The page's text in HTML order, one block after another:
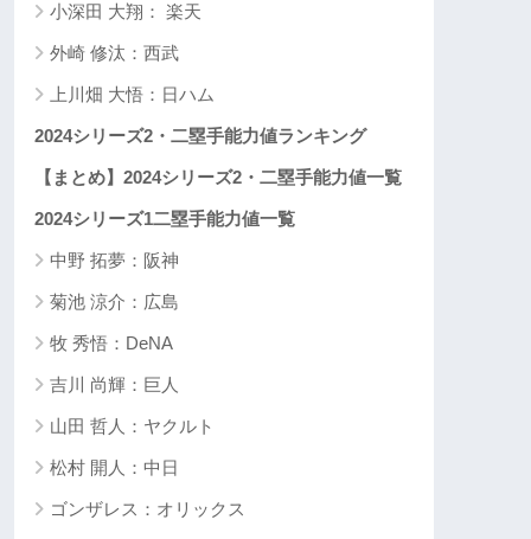
小深田 大翔： 楽天
外崎 修汰：西武
上川畑 大悟：日ハム
2024シリーズ2・二塁手能力値ランキング
【まとめ】2024シリーズ2・二塁手能力値一覧
2024シリーズ1二塁手能力値一覧
中野 拓夢：阪神
菊池 涼介：広島
牧 秀悟：DeNA
吉川 尚輝：巨人
山田 哲人：ヤクルト
松村 開人：中日
ゴンザレス：オリックス